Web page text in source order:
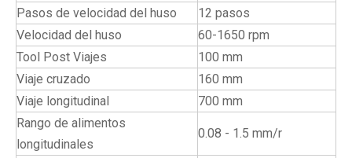
Pasos de velocidad del huso
12 pasos
Velocidad del huso
60-1650 rpm
Tool Post Viajes
100 mm
Viaje cruzado
160 mm
Viaje longitudinal
700 mm
Rango de alimentos
longitudinales
0.08 - 1.5 mm/r